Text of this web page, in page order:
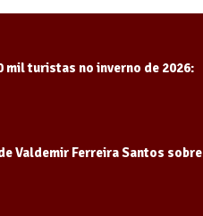
mil turistas no inverno de 2026:
Valdemir Ferreira Santos sobre